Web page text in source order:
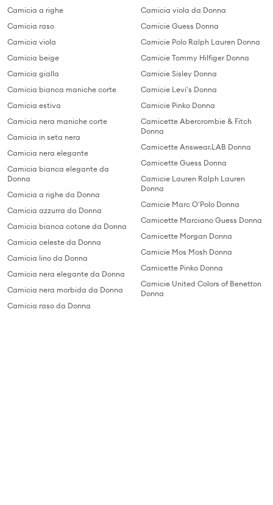
Camicia a righe
Camicia raso
Camicia viola
Camicia beige
Camicia gialla
Camicia bianca maniche corte
Camicia estiva
Camicia nera maniche corte
Camicia in seta nera
Camicia nera elegante
Camicia bianca elegante da
Donna
Camicia a righe da Donna
Camicia azzurra da Donna
Camicia bianca cotone da Donna
Camicia celeste da Donna
Camicia lino da Donna
Camicia nera elegante da Donna
Camicia nera morbida da Donna
Camicia raso da Donna
Camicia viola da Donna
Camicie Guess Donna
Camicie Polo Ralph Lauren Donna
Camicie Tommy Hilfiger Donna
Camicie Sisley Donna
Camicie Levi's Donna
Camicie Pinko Donna
Camicette Abercrombie & Fitch
Donna
Camicette Answear.LAB Donna
Camicette Guess Donna
Camicie Lauren Ralph Lauren
Donna
Camicie Marc O'Polo Donna
Camicette Marciano Guess Donna
Camicette Morgan Donna
Camicie Mos Mosh Donna
Camicette Pinko Donna
Camicie United Colors of Benetton
Donna